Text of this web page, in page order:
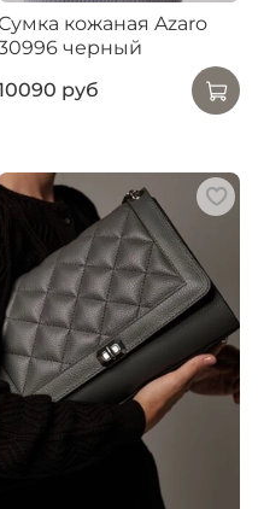
Сумка кожаная Azaro
черный
руб